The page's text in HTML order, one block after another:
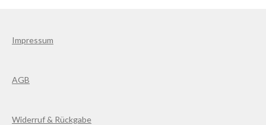
Impressum
AGB
Widerruf & Rückgabe